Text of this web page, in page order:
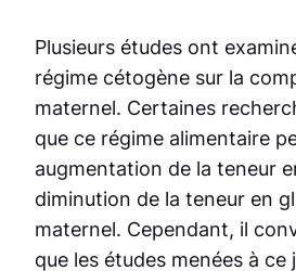
Plusieurs études ont
régime cétogène sur la
maternel. Certaines
que ce régime alimentaire
augmentation de la teneur
diminution de la teneur en
maternel. Cependant, il
que les études menées à